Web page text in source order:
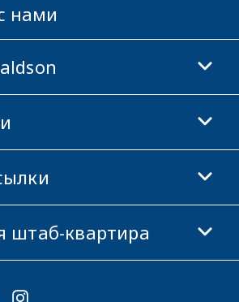
нами
норм
штаб-квартира
Street